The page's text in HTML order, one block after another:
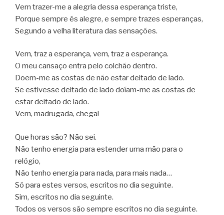
Vem trazer-me a alegria dessa esperança triste,
Porque sempre és alegre, e sempre trazes esperanças,
Segundo a velha literatura das sensações.
Vem, traz a esperança, vem, traz a esperança.
O meu cansaço entra pelo colchão dentro.
Doem-me as costas de não estar deitado de lado.
Se estivesse deitado de lado doíam-me as costas de
estar deitado de lado.
Vem, madrugada, chega!
Que horas são? Não sei.
Não tenho energia para estender uma mão para o
relógio,
Não tenho energia para nada, para mais nada…
Só para estes versos, escritos no dia seguinte.
Sim, escritos no dia seguinte.
Todos os versos são sempre escritos no dia seguinte.